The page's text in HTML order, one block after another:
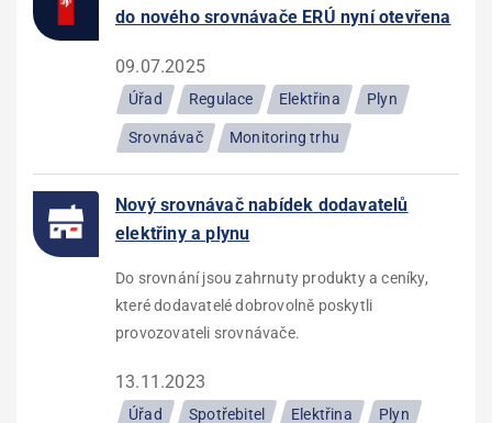
do nového srovnávače ERÚ nyní otevřena
09.07.2025
Úřad Regulace Elektřina Plyn
Srovnávač Monitoring trhu
Nový srovnávač nabídek dodavatelů
elektřiny a plynu
Do srovnání jsou zahrnuty produkty a ceníky,
které dodavatelé dobrovolně poskytli
provozovateli srovnávače.
13.11.2023
Úřad Spotřebitel Elektřina Plyn